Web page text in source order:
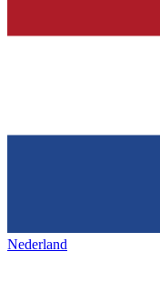
Nederland